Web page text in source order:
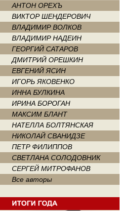
АНТОН ОРЕХЪ
ВИКТОР ШЕНДЕРОВИЧ
ВЛАДИМИР ВОЛКОВ
ВЛАДИМИР НАДЕИН
ГЕОРГИЙ САТАРОВ
ДМИТРИЙ ОРЕШКИН
ЕВГЕНИЙ ЯСИН
ИГОРЬ ЯКОВЕНКО
ИННА БУЛКИНА
ИРИНА БОРОГАН
МАКСИМ БЛАНТ
НАТЕЛЛА БОЛТЯНСКАЯ
НИКОЛАЙ СВАНИДЗЕ
ПЕТР ФИЛИППОВ
СВЕТЛАНА СОЛОДОВНИК
СЕРГЕЙ МИТРОФАНОВ
Все авторы